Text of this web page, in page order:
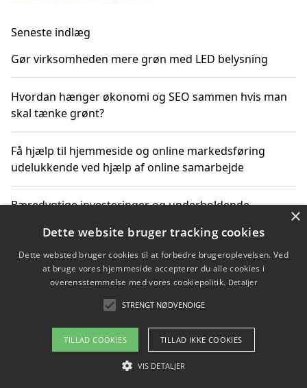
Seneste indlæg
Gør virksomheden mere grøn med LED belysning
Hvordan hænger økonomi og SEO sammen hvis man
skal tænke grønt?
Få hjælp til hjemmeside og online markedsføring
udelukkende ved hjælp af online samarbejde
Bæredygtige investeringer og underholdende
Sådan kan online møder for virksomheder fremme
grønne investeringer
Copyright 2026 - Pilanto Aps
Om / kontakt
×
Dette website bruger tracking cookies
Dette websted bruger cookies til at forbedre brugeroplevelsen. Ved
at bruge vores hjemmeside accepterer du alle cookies i
overensstemmelse med vores cookiepolitik. Detaljer
STRENGT NØDVENDIGE
TILLAD COOKIES TILLAD IKKE COOKIES
VIS DETALJER